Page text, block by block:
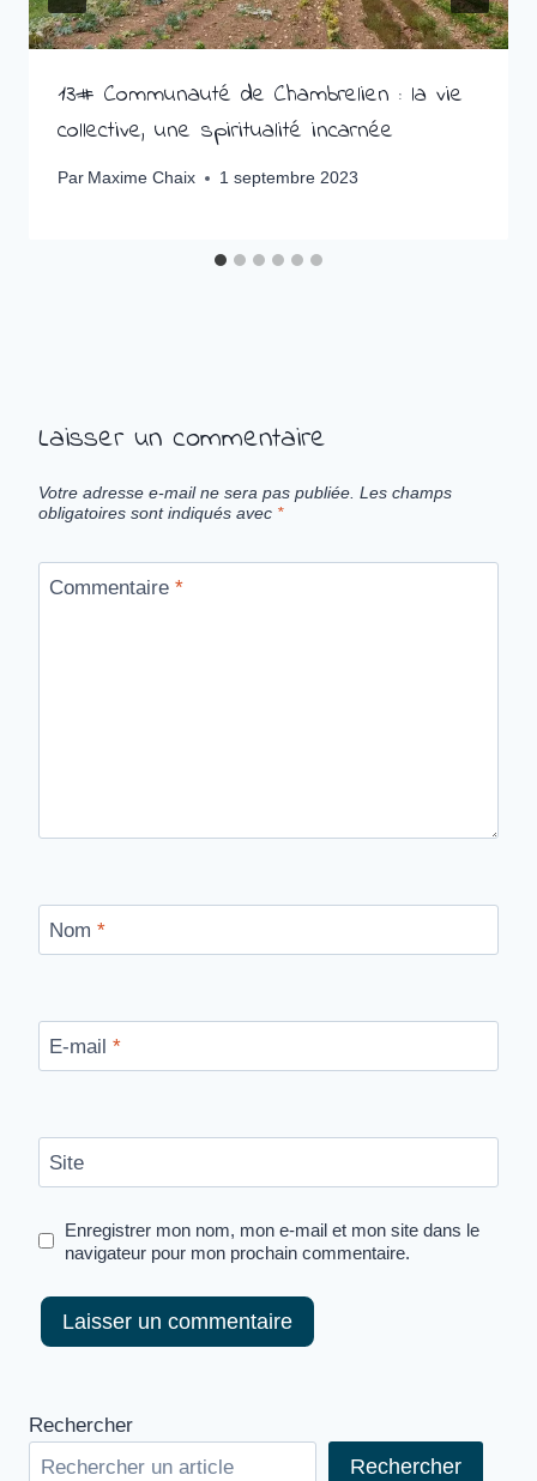
13# Communauté de Chambrelien : la vie
collective, une spiritualité incarnée
Par Maxime Chaix 1 septembre 2023
Laisser un commentaire
Votre adresse e-mail ne sera pas publiée. Les champs
obligatoires sont indiqués avec *
Commentaire *
Nom *
E-mail *
Site
Enregistrer mon nom, mon e-mail et mon site dans le
navigateur pour mon prochain commentaire.
Rechercher
Rechercher